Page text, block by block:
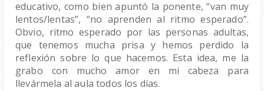
educativo, como bien apuntó la ponente, “van muy
lentos/lentas”, “no aprenden al ritmo esperado”.
Obvio, ritmo esperado por las personas adultas,
que tenemos mucha prisa y hemos perdido la
reflexión sobre lo que hacemos. Esta idea, me la
grabo con mucho amor en mi cabeza para
llevármela al aula todos los días.